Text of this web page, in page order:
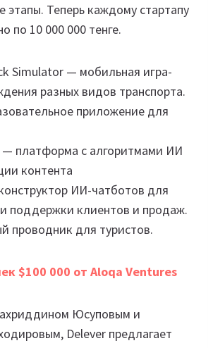
этапы. Теперь каждому стартапу
по 10 000 000 тенге.
Simulator — мобильная игра-
разных видов транспорта.
приложение для
— платформа с алгоритмами ИИ
контента
ИИ-чатботов для
поддержки клиентов и продаж.
проводник для туристов.
$100 000 от Aloqa Ventures
Юсуповым и
Delever предлагает